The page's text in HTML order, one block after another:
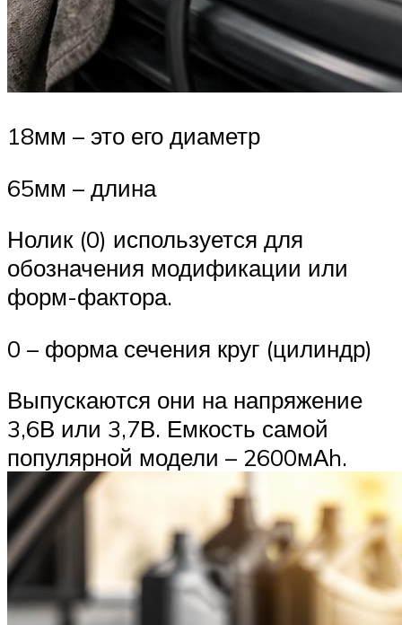
18мм – это его диаметр
65мм – длина
Нолик (0) используется для
обозначения модификации или
форм-фактора.
0 – форма сечения круг (цилиндр)
Выпускаются они на напряжение
3,6В или 3,7В. Емкость самой
популярной модели – 2600мАh.